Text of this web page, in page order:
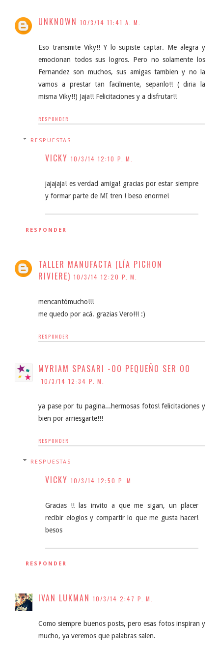
UNKNOWN 10/3/14 11:41 A. M.
Eso transmite Viky!! Y lo supiste captar. Me alegra y
emocionan todos sus logros. Pero no solamente los
Fernandez son muchos, sus amigas tambien y no la
vamos a prestar tan facilmente, sepanlo!! ( diria la
misma Viky!!) Jaja!! Felicitaciones y a disfrutar!!
RESPONDER
RESPUESTAS
VICKY 10/3/14 12:10 P. M.
jajajaja! es verdad amiga! gracias por estar siempre
y formar parte de MI tren ! beso enorme!
RESPONDER
TALLER MANUFACTA (LÍA PICHON
RIVIERE) 10/3/14 12:20 P. M.
mencantómucho!!!
me quedo por acá. grazias Vero!!! :)
RESPONDER
MYRIAM SPASARI -OO PEQUEÑO SER OO
10/3/14 12:34 P. M.
ya pase por tu pagina...hermosas fotos! felicitaciones y
bien por arriesgarte!!!
RESPONDER
RESPUESTAS
VICKY 10/3/14 12:50 P. M.
Gracias !! las invito a que me sigan, un placer
recibir elogios y compartir lo que me gusta hacer!
besos
RESPONDER
IVAN LUKMAN 10/3/14 2:47 P. M.
Como siempre buenos posts, pero esas fotos inspiran y
mucho, ya veremos que palabras salen.